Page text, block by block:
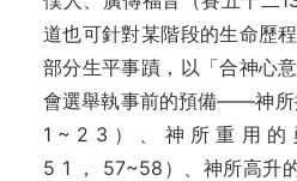
道也可針對某階段的生命歷
部分生平事蹟，以「合神心
會選舉執事前的預備——神所
1 ~ 2 3 ） 、 神 所 重 用 的
5 1 ， 57~58）、神所高升